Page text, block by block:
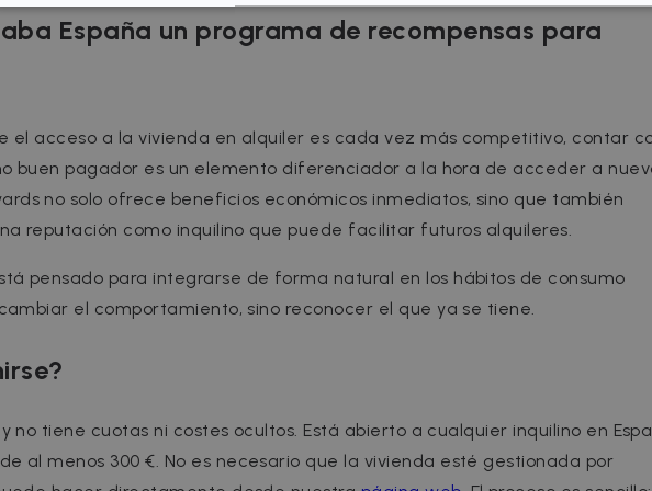
España un programa de recompensas para
el acceso a la vivienda en alquiler es cada vez más competitivo, contar
buen pagador es un elemento diferenciador a la hora de acceder a
no solo ofrece beneficios económicos inmediatos, sino que también
reputación como inquilino que puede facilitar futuros alquileres.
pensado para integrarse de forma natural en los hábitos de consumo
el comportamiento, sino reconocer el que ya se tiene.
no tiene cuotas ni costes ocultos. Está abierto a cualquier inquilino en
al menos 300 €. No es necesario que la vivienda esté gestionada por
STRICTLY NECESSARY
Strictly necessary cookies allow core website functionality such as user login and account management. The
properly without strictly necessary cookies.
Name
Provider / Domain Expiration
Description
cf_chl_3
Cloudflare, Inc.
1 hour
CookieScriptConsent
CookieScript
.zazume.com
1 year
This cookie is used by Cookie-Script.com
cookie consent preferences. It is necessary
cookie banner to work properly.
.faq.zazume.com
web traffic.
Google Privacy Policy